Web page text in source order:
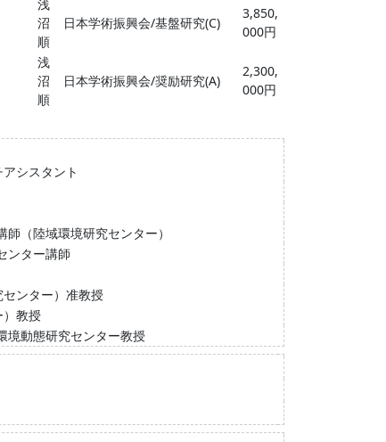
浅
沼
順
日本学術振興会/基盤研究(C)
3,850,
000円
浅
沼
順
日本学術振興会/奨励研究(A)
2,300,
000円
シスタント
（陸域環境研究センター）
ンター講師
ンター）准教授
）教授
境動態研究センター教授